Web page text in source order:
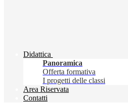
Didattica
Panoramica
Offerta formativa
I progetti delle classi
Area Riservata
Contatti